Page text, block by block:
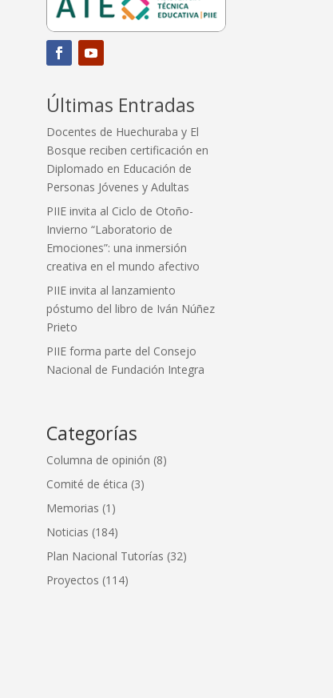
Últimas Entradas
Docentes de Huechuraba y El
Bosque reciben certificación en
Diplomado en Educación de
Personas Jóvenes y Adultas
PIIE invita al Ciclo de Otoño-
Invierno “Laboratorio de
Emociones”: una inmersión
creativa en el mundo afectivo
PIIE invita al lanzamiento
póstumo del libro de Iván Núñez
Prieto
PIIE forma parte del Consejo
Nacional de Fundación Integra
Categorías
Columna de opinión (8)
Comité de ética (3)
Memorias (1)
Noticias (184)
Plan Nacional Tutorías (32)
Proyectos (114)